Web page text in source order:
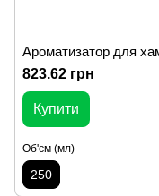
Ароматизатор для
823.62 грн
Купити
Об'єм (мл)
250